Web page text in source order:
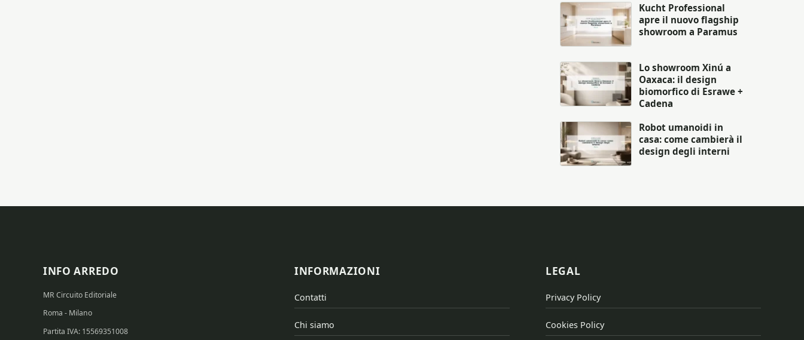
Kucht Professional
apre il nuovo flagship
showroom a Paramus
Lo showroom Xinú a
Oaxaca: il design
biomorfico di Esrawe +
Cadena
Robot umanoidi in
casa: come cambierà il
design degli interni
INFO ARREDO
MR Circuito Editoriale
Roma - Milano
Partita IVA: 15569351008
INFORMAZIONI
Contatti
Chi siamo
LEGAL
Privacy Policy
Cookies Policy